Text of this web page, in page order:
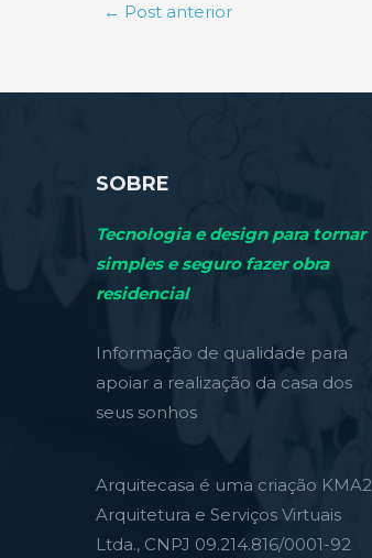
← Post anterior
SOBRE
Tecnologia e design para tornar
simples e seguro fazer obra
residencial
Informação de qualidade para
apoiar a realização da casa dos
seus sonhos
Arquitecasa é uma criação KMA2
Arquitetura e Serviços Virtuais
Ltda., CNPJ 09.214.816/0001-92